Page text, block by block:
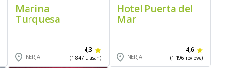
Marina
Turquesa
NERJA
4,3
(1.847 ulasan)
Hotel Puerta del
Mar
NERJA
4,6
(1.196 reviews)